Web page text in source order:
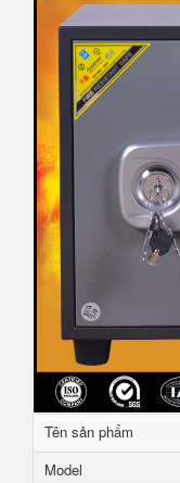
Tên sản phẩm
Model